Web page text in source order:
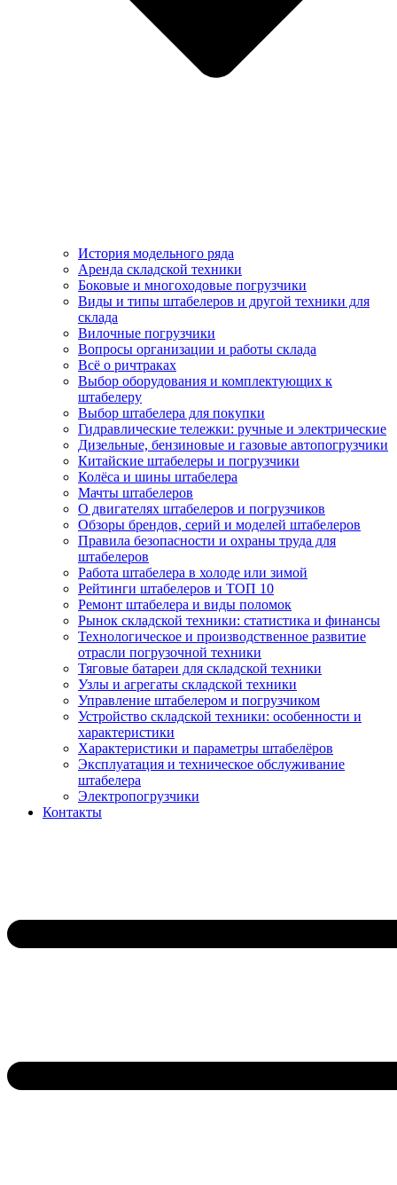
История модельного ряда
Аренда складской техники
Боковые и многоходовые погрузчики
Виды и типы штабелеров и другой техники для
склада
Вилочные погрузчики
Вопросы организации и работы склада
Всё о ричтраках
Выбор оборудования и комплектующих к
штабелеру
Выбор штабелера для покупки
Гидравлические тележки: ручные и электрические
Дизельные, бензиновые и газовые автопогрузчики
Китайские штабелеры и погрузчики
Колёса и шины штабелера
Мачты штабелеров
О двигателях штабелеров и погрузчиков
Обзоры брендов, серий и моделей штабелеров
Правила безопасности и охраны труда для
штабелеров
Работа штабелера в холоде или зимой
Рейтинги штабелеров и ТОП 10
Ремонт штабелера и виды поломок
Рынок складской техники: статистика и финансы
Технологическое и производственное развитие
отрасли погрузочной техники
Тяговые батареи для складской техники
Узлы и агрегаты складской техники
Управление штабелером и погрузчиком
Устройство складской техники: особенности и
характеристики
Характеристики и параметры штабелёров
Эксплуатация и техническое обслуживание
штабелера
Электропогрузчики
Контакты